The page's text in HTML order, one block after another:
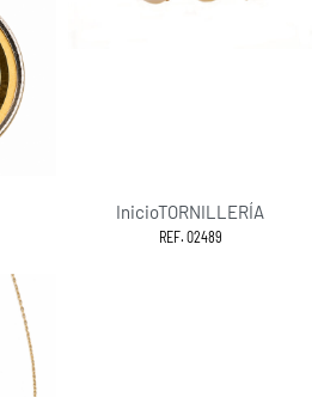
InicioTORNILLERÍA
REF. 02489